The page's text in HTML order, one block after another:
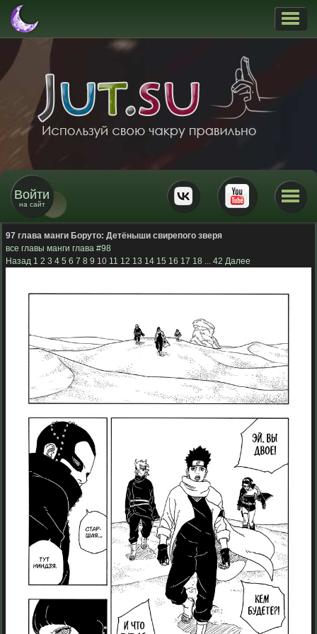
Войти
на сайт
97 глава манги Боруто: Детёныши свирепого зверя
все главы манги глава #98
Назад 1 2 3 4 5 6 7 8 9 10 11 12 13 14 15 16 17 18 ... 42 Далее